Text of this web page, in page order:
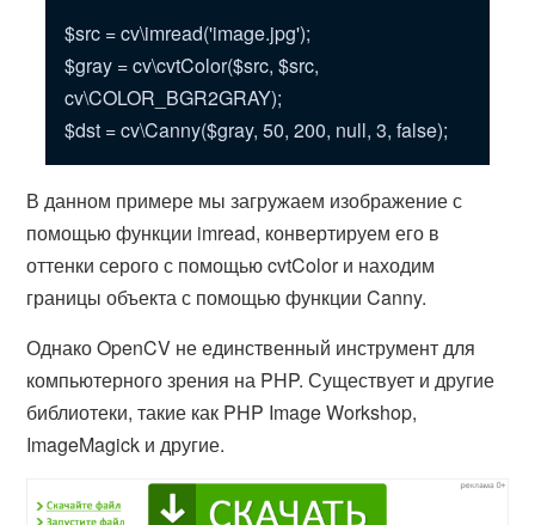
$src = cv\imread('image.jpg');
$gray = cv\cvtColor($src, $src,
cv\COLOR_BGR2GRAY);
$dst = cv\Canny($gray, 50, 200, null, 3, false);
В данном примере мы загружаем изображение с
помощью функции imread, конвертируем его в
оттенки серого с помощью cvtColor и находим
границы объекта с помощью функции Canny.
Однако OpenCV не единственный инструмент для
компьютерного зрения на PHP. Существует и другие
библиотеки, такие как PHP Image Workshop,
ImageMagick и другие.